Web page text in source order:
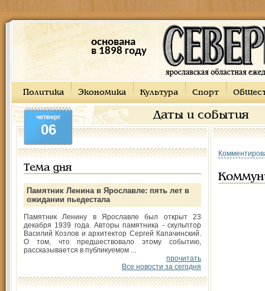
основана
в 1898 году
Политика Экономика Культура Спорт
Даты и события
четверг
06
Тема дня
Памятник Ленина в Ярославле: пять лет в
ожидании пьедестала
Памятник Ленину в Ярославле был открыт 23
декабря 1939 года. Авторы памятника - скульптор
Василий Козлов и архитектор Сергей Капачинский.
О том, что предшествовало этому событию,
рассказывается в публикуемом ...
прочитать
Все новости за сегодня